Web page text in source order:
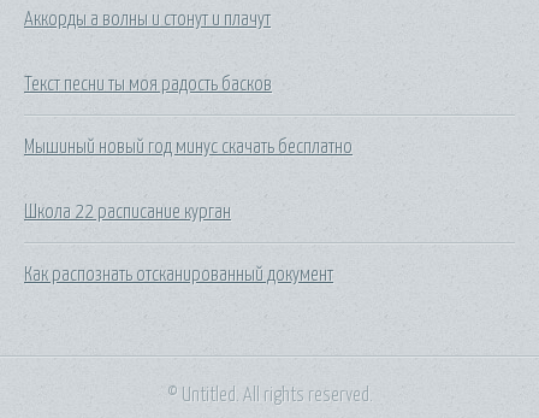
Аккорды а волны и стонут и плачут
Текст песни ты моя радость басков
Мышиный новый год минус скачать бесплатно
Школа 22 расписание курган
Как распознать отсканированный документ
© Untitled. All rights reserved.